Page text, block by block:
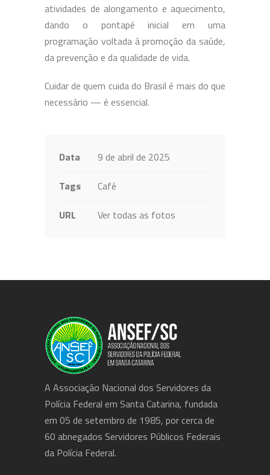
atividades de alongamento e aquecimento,
dando o pontapé inicial em uma
programação voltada à promoção da saúde,
da prevenção e da qualidade de vida.
Cuidar de quem cuida do Brasil é mais do que
necessário — é essencial.
Data
9 de abril de 2025
Tags
Café
URL
Ver todas as fotos
A Associação Nacional dos Servidores da
Polícia Federal em Santa Catarina, fundada
em 05 de setembro de 1985, por cerca de
60 abnegados Servidores Públicos Federais
da Polícia Federal.